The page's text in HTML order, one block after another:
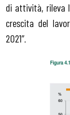
di attività, rileva
crescita del
2021”.